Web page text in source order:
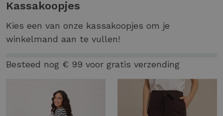
Kassakoopjes
Kies een van onze kassakoopjes om je
winkelmand aan te vullen!
Besteed nog € 99 voor gratis verzending